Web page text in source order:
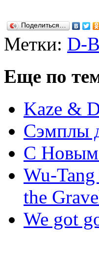
Поделиться…
Метки: D-
Еще по
Kaze &
Сэмплы
С Новым
Wu-
the
We got